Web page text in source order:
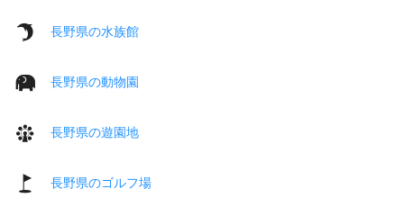
長野県の水族館
長野県の動物園
長野県の遊園地
長野県のゴルフ場